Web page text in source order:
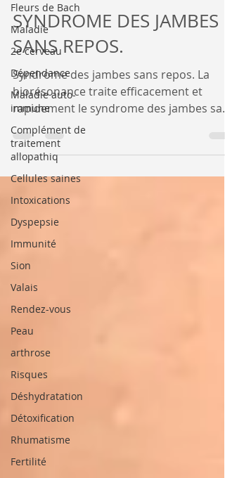
Fleurs de Bach
Maladie
2e cerveau
Dépendance
Maladie auto-
immune
Complément de
traitement
allopathiq
Cellules saines
Intoxications
Dyspepsie
Immunité
Sion
Valais
Rendez-vous
Peau
arthrose
Risques
Déshydratation
Détoxification
Rhumatisme
Fertilité
SYNDROME DES JAMBES
SANS REPOS.
Syndrome des jambes sans repos. La
biorésonance traite efficacement et
rapidement le syndrome des jambes
repos qui est un trouble...